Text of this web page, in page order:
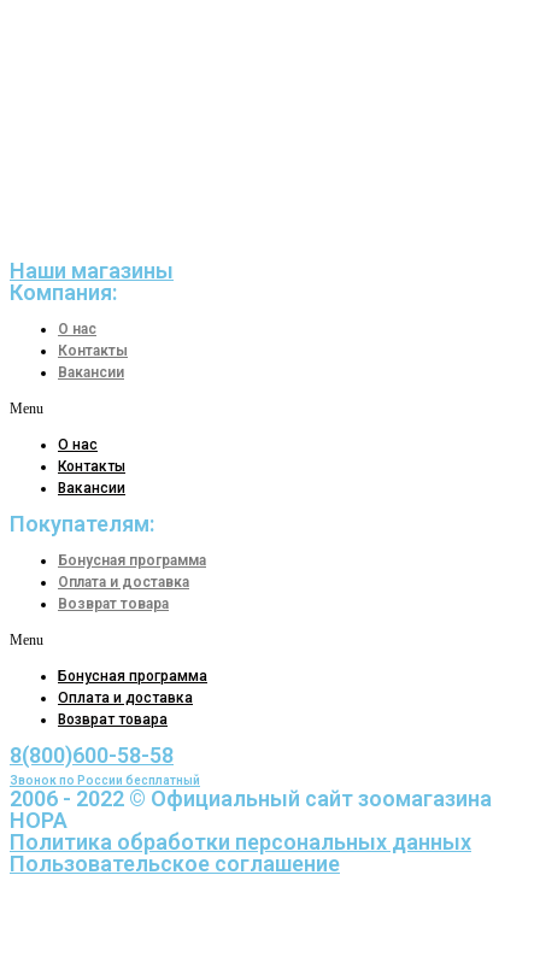
Наши магазины
Компания:
О нас
Контакты
Вакансии
Menu
О нас
Контакты
Вакансии
Покупателям:
Бонусная программа
Оплата и доставка
Возврат товара
Menu
Бонусная программа
Оплата и доставка
Возврат товара
8(800)600-58-58
Звонок по России бесплатный
2006 - 2022 © Официальный сайт зоомагазина
НОРА
Политика обработки персональных данных
Пользовательское соглашение